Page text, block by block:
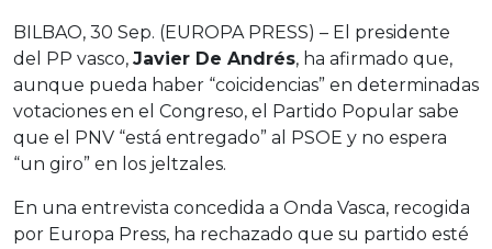
BILBAO, 30 Sep. (EUROPA PRESS) – El presidente
del PP vasco, Javier De Andrés, ha afirmado que,
aunque pueda haber “coicidencias” en determinadas
votaciones en el Congreso, el Partido Popular sabe
que el PNV “está entregado” al PSOE y no espera
“un giro” en los jeltzales.
En una entrevista concedida a Onda Vasca, recogida
por Europa Press, ha rechazado que su partido esté